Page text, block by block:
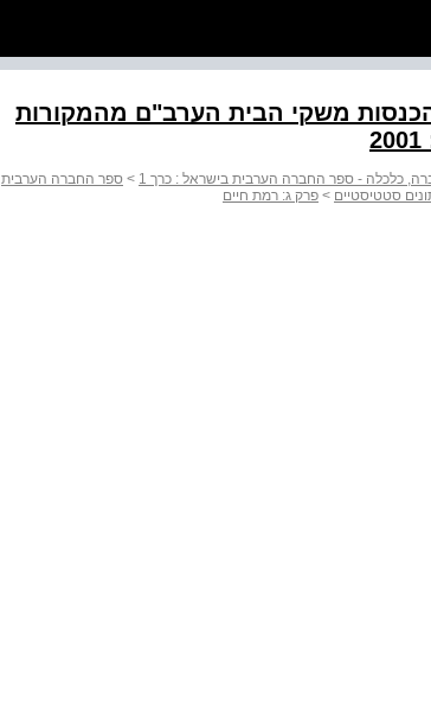
של הכנסות משקי הבית הערב"ם מהמקורות
כלכלה - ספר החברה הערבית בישראל : כרך 1 > ספר החברה הערבית
סטטיסטיים > פרק ג: רמת חיים